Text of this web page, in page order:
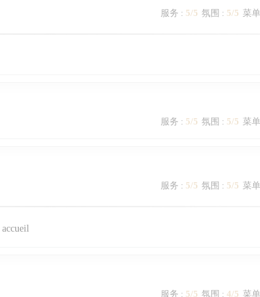
服务 : 5/5 氛围 : 5/5 菜单
服务 : 5/5 氛围 : 5/5 菜单
服务 : 5/5 氛围 : 5/5 菜单
服务 : 5/5 氛围 : 4/5 菜单